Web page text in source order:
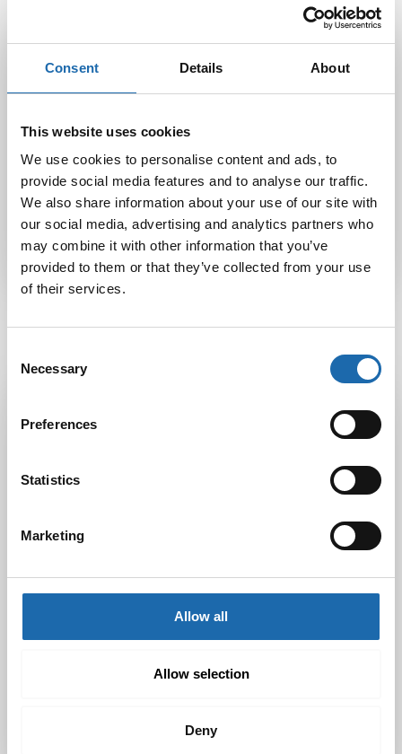
Consent Details About
This website uses cookies
We use cookies to personalise content and ads, to
provide social media features and to analyse our traffic.
We also share information about your use of our site with
our social media, advertising and analytics partners who
may combine it with other information that you’ve
provided to them or that they’ve collected from your use
of their services.
Selection
Necessary
Preferences
Statistics
Marketing
Allow all
Allow selection
Deny
huoltoaineet huonekalujen ja tekstiilien kunnostukseen, teet
hyvän valinnan sekä kodin että ympäristön kannalta.
Twitter
Softcare
Softcare Ystävänpäivä ale